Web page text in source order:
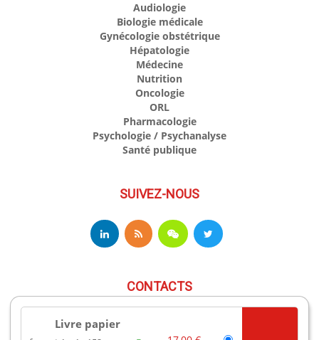
Livre papier
Audiologie
Biologie médicale
Gynécologie obstétrique
Hépatologie
Médecine
Nutrition
Oncologie
ORL
Pharmacologie
Psychologie / Psychanalyse
Santé publique
SUIVEZ-NOUS
CONTACTS